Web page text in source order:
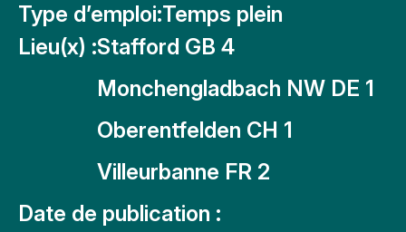
Type d’emploi:Temps plein
Lieu(x) :Stafford GB 4
Monchengladbach NW DE 1
Oberentfelden CH 1
Villeurbanne FR 2
Date de publication :